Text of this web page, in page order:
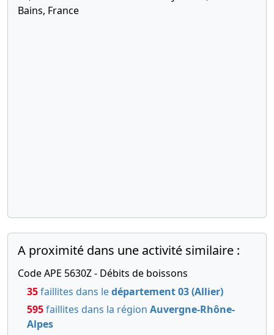
Bains, France
A proximité dans une activité similaire :
Code APE 5630Z - Débits de boissons
35faillites dans ledépartement 03 (Allier)
595faillites dans la région Auvergne-Rhône-
Alpes